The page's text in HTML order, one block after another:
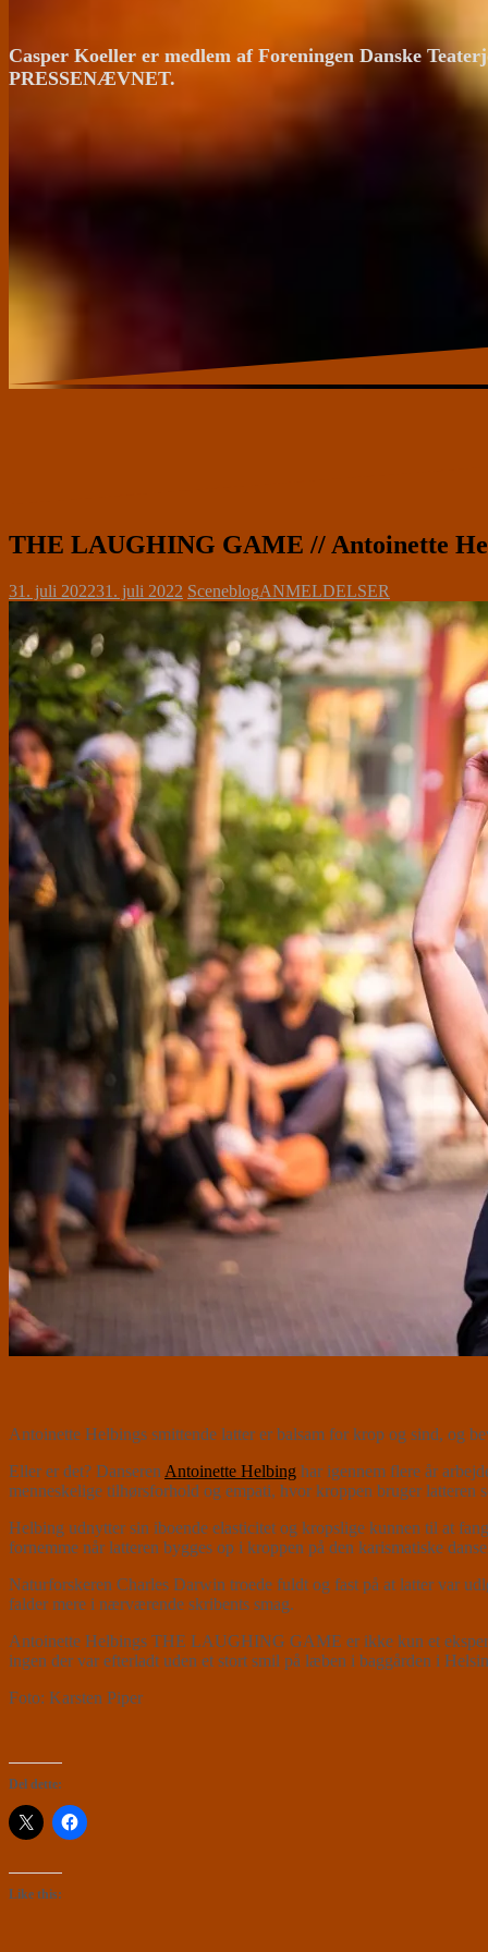
Casper Koeller er medlem af Foreningen Danske
PRESSENÆVNET.
THE LAUGHING GAME // Antoinette
31. juli 202231. juli 2022 SceneblogANMELDELSER
Antoinette Helbings smittende latter er balsam for krop og sind, og
Eller er det? Danseren Antoinette Helbing har igennem flere år
menneskelige tilhørsforhold og empati, hvor kroppen bruger latteren
Helbing udnytter sin iboende elasticitet og kropslige kunnen til at
fornemme når latteren bygges op i kroppen på den karismatiske
Naturforskeren Charles Darwin troede fuldt og fast på at latter var
falder mere i nærværende skribents smag.
Antoinette Helbings THE LAUGHING GAME er ikke kun et
ingen der var efterladt uden et stort smil på læben i baggården i
Foto: Karsten Piper
Del dette:
Like this: